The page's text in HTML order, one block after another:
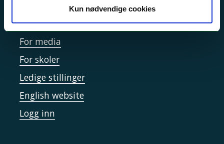
Kun nødvendige cookies
Kontakt UiT
For media
For skoler
Ledige stillinger
English website
Logg inn